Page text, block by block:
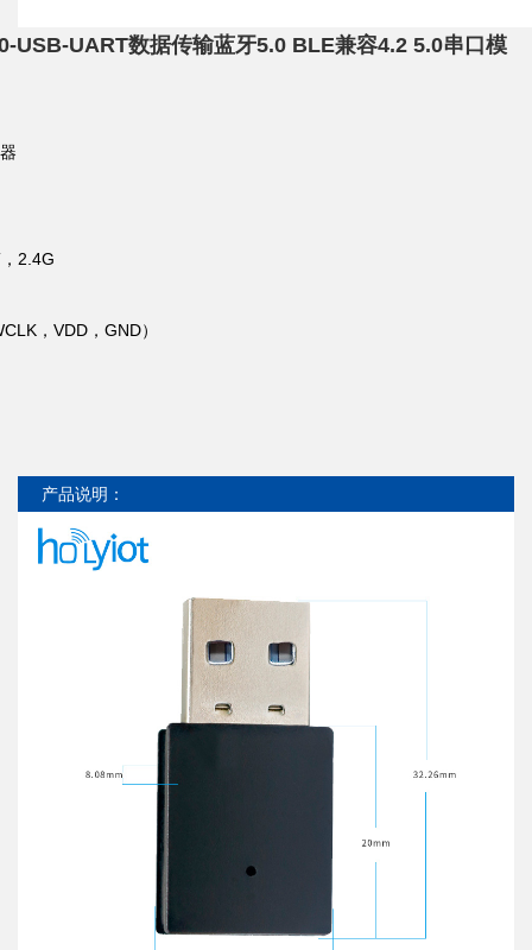
USB-UART数据传输蓝牙5.0 BLE兼容4.2 5.0串口模
2.4G
，VDD，GND）
产品说明：